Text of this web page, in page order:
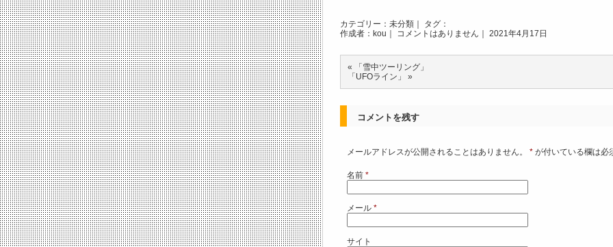
カテゴリー： 未分類 ｜ タグ：
作成者：kou｜ コメントはありません ｜ 2021年4月17日
«
「雪中ツーリング」
「UFOライン」
»
コメントを残す
メールアドレスが公開されることはありません。 * が付いている欄は必
名前 *
メール *
サイト